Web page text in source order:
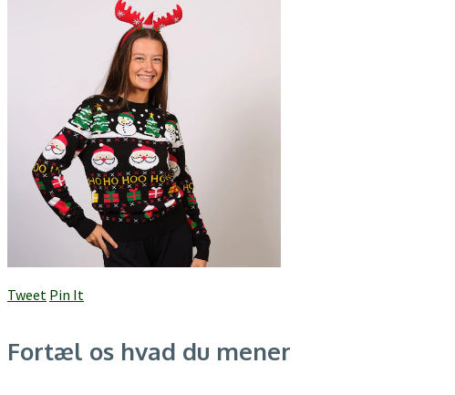
Tweet Pin It
Fortæl os hvad du mener